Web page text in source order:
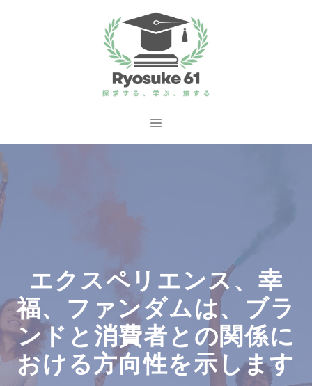
ス
キ
ッ
プ
メ
エクスペリエンス、幸
福、ファンダムは、ブラ
ンドと消費者との関係に
おける方向性を示します